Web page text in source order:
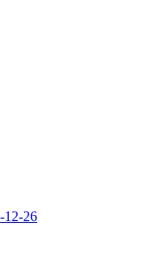
12-26